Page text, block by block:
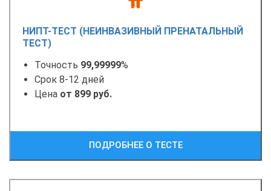
НИПТ-ТЕСТ (НЕИНВАЗИВНЫЙ ПРЕНАТАЛЬНЫЙ
ТЕСТ)
Точность 99,99999%
Срок 8-12 дней
Цена от 899 руб.
ПОДРОБНЕЕ О ТЕСТЕ